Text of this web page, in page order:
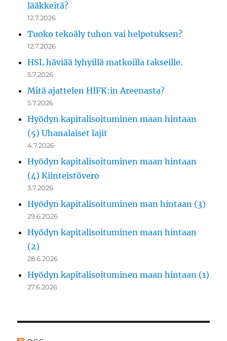
lääkkeitä?
12.7.2026
Tuoko tekoäly tuhon vai helpotuksen?
12.7.2026
HSL häviää lyhyillä matkoilla takseille.
5.7.2026
Mitä ajattelen HIFK:in Areenasta?
5.7.2026
Hyödyn kapitalisoituminen maan hintaan
(5) Uhanalaiset lajit
4.7.2026
Hyödyn kapitalisoituminen maan hintaan
(4) Kiinteistövero
3.7.2026
Hyödyn kapitalisoituminen man hintaan (3)
29.6.2026
Hyödyn kapitalisoituminen maan hintaan
(2)
28.6.2026
Hyödyn kapitalisoituminen maan hintaan (1)
27.6.2026